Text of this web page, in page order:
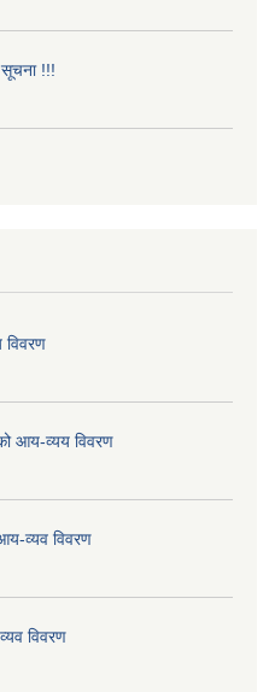
!!!
आय-व्यय विवरण
व्यव विवरण
विवरण